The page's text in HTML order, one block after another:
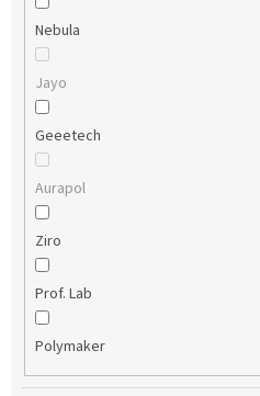
Nebula
Jayo
Geeetech
Aurapol
Ziro
Prof. Lab
Polymaker